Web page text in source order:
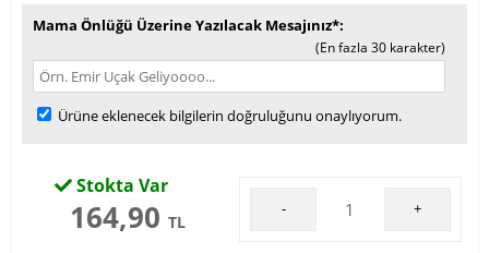
Mama Önlüğü Üzerine Yazılacak Mesajınız*
(En fazla 30 karakter)
Ürüne eklenecek bilgilerin doğruluğunu onaylıyorum.
Stokta Var
164,90 TL
- +